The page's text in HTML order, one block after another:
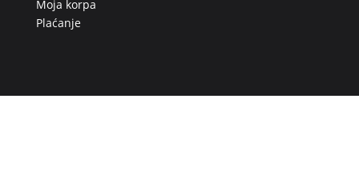
Moja korpa
Plaćanje